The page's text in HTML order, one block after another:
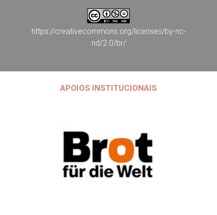
https://creativecommons.org/licenses/by-nc-
nd/2.0/br/
APOIOS INSTITUCIONAIS